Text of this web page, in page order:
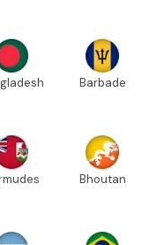
Barbade
Bhoutan